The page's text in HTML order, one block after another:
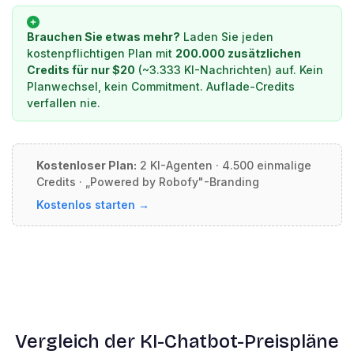
Brauchen Sie etwas mehr? Laden Sie jeden
kostenpflichtigen Plan mit 200.000 zusätzlichen
Credits für nur $20 (~3.333 KI-Nachrichten) auf. Kein
Planwechsel, kein Commitment. Auflade-Credits
verfallen nie.
Kostenloser Plan: 2 KI-Agenten · 4.500 einmalige
Credits · „Powered by Robofy"-Branding
Kostenlos starten →
Vergleich der KI-Chatbot-Preispläne